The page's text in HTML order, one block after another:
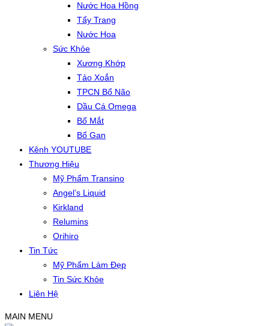
Nước Hoa Hồng
Tẩy Trang
Nước Hoa
Sức Khỏe
Xương Khớp
Tảo Xoắn
TPCN Bổ Não
Dầu Cá Omega
Bổ Mắt
Bổ Gan
Kênh YOUTUBE
Thương Hiệu
Mỹ Phẩm Transino
Angel’s Liquid
Kirkland
Relumins
Orihiro
Tin Tức
Mỹ Phẩm Làm Đẹp
Tin Sức Khỏe
Liên Hệ
MAIN MENU